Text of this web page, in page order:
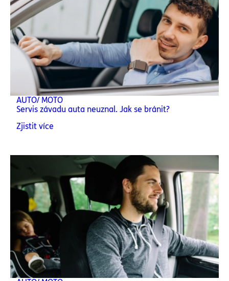
AUTO/ MOTO
Servis závadu auta neuznal. Jak se bránit?
Zjistit více